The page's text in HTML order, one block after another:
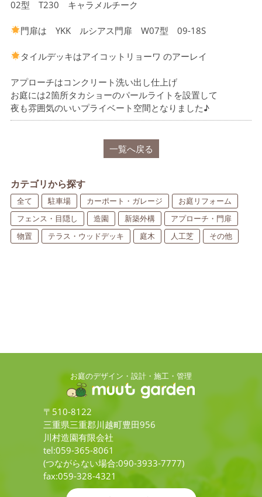
02型 T230 キャラメルチーク
門扉は YKK ルシアス門扉 W07型 09-18S
タイルデッキはアイコットリョーワ のアーレイ
アプローチはコンクリート洗い出し仕上げ
お庭には2箇所タカショーのパールライトを設置して
夜も雰囲気のいいプライベート空間となりました♪
カテゴリから探す
全て 駐車場 カーポート・ガレージ
お庭リフォーム
フェンス・目隠し
造園 新築外構
アプローチ・門扉
物置
テラス・ウッドデッキ 庭木 人工芝 その他
お庭のデザイン・設計・施工・管理
〒510-8122
三重県三重郡川越町豊田956
川村造園有限会社
tel:059-365-8061
(つながらない場合:090-3933-7777)
fax:059-328-4321